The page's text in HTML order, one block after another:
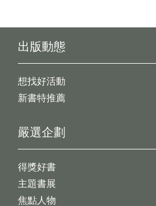
出版動態
想找好活動
新書特推薦
嚴選企劃
得獎好書
主題書展
焦點人物